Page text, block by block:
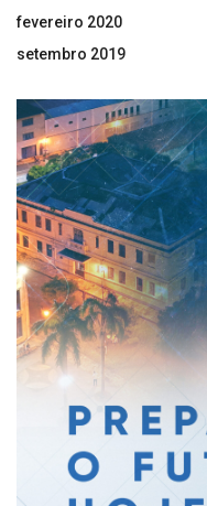
fevereiro 2020
setembro 2019